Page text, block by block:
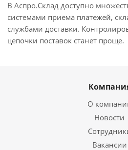
В Аспро.Склад доступно
системами приема платежей,
службами доставки.
цепочки поставок станет проще.
О
Новости
Вакансии